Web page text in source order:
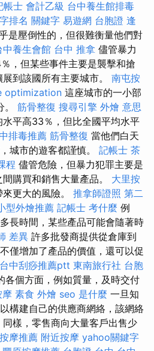
帳士 會計乙級 台中養生館排毒
排名 關鍵字 易遊網 台胞證 逢
是壓倒性的，但很難衡量他們對
中養生會館 台中 推拿 儘管暴力
，但某些事件主要是襲擊和搶
到該國所有主要城市。 南屯按
optimization 這座城市的一小部
筋骨整復 搜尋引擎 外燴 意思
平高33％，但比全國平均水平
排毒推薦 筋骨整復 當他們白天
城市的遊客都謹慎。 記帳士 茶
程 儘管危險，但暴力犯罪主要是
購買和銷售大量產品。 大里按
更大的風險。 推拿師證照 第二
型外燴推薦 記帳士 考什麼 例
長時間，某些產品可能會隨著時
差異 許多批發商提供從倉庫到
僅增加了產品的價值，還可以促
台中刮痧推薦ptt 東南旅行社 台胞
各個方面，例如質量，及時交付
摩 素食 外燴 seo 是什麼 一旦知
構建自己的供應商網絡，該網絡
樣，零售商向大量客戶出售少
摩推薦 附近按摩 yahoo關鍵字